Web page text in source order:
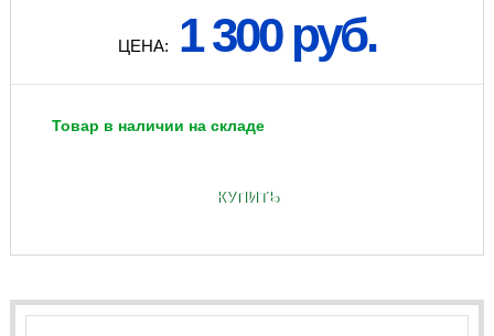
ЦЕНА: 1 300 руб.
Товар в наличии на складе
КУПИТЬ